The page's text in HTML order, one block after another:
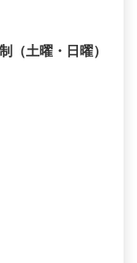
土曜・日曜）